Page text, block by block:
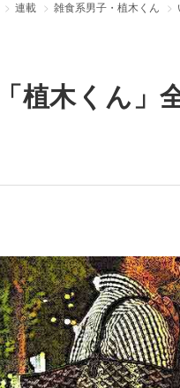
連載 雑食系男子・植木くん
植木くん」